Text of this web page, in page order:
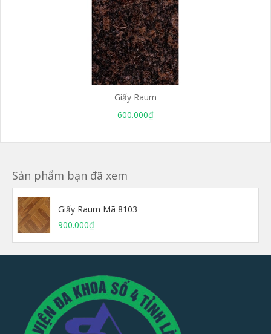
Giấy Raum
600.000₫
Sản phẩm bạn đã xem
Giấy Raum Mã 8103
900.000₫